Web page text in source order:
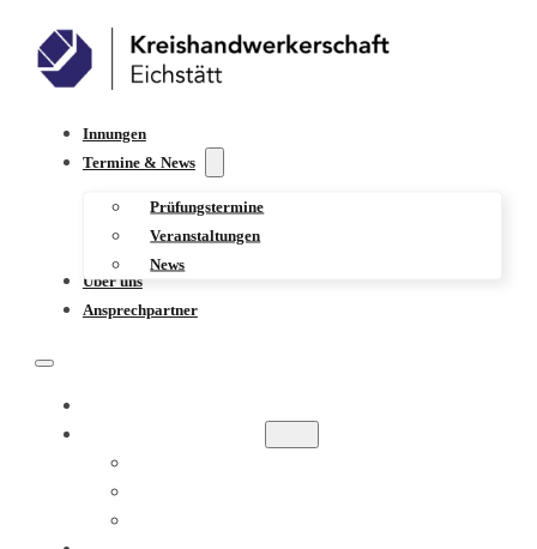
Innungen
Termine & News
Prüfungstermine
Veranstaltungen
News
Über uns
Ansprechpartner